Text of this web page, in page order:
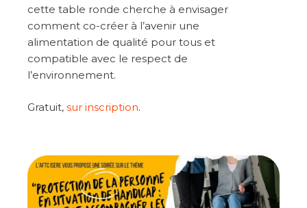
cette table ronde cherche à envisager
comment co-créer à l’avenir une
alimentation de qualité pour tous et
compatible avec le respect de
l’environnement.
Gratuit, sur inscription.